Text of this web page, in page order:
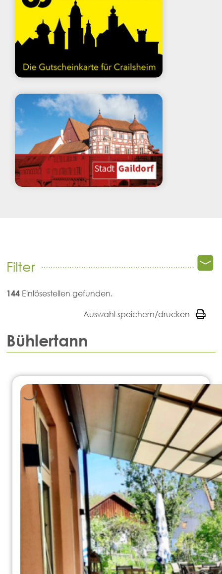
Filter
144 Einlösestellen gefunden.
Auswahl speichern/drucken
Bühlertann